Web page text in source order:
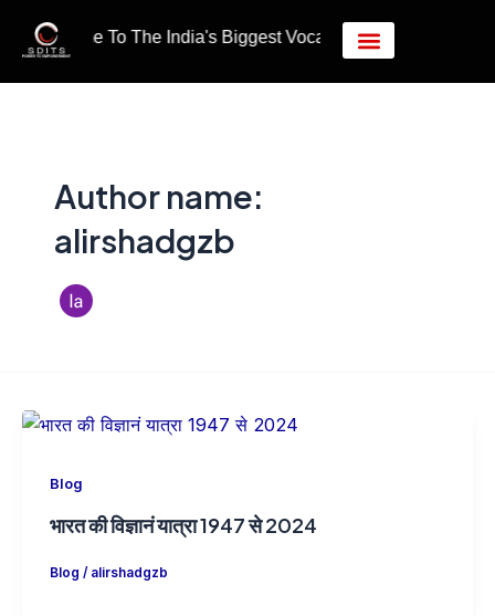
Welcome To The India's Biggest Vocational Education Hub.
Author name:
alirshadgzb
Blog
भारत की विज्ञानं यात्रा 1947 से 2024
Blog / alirshadgzb